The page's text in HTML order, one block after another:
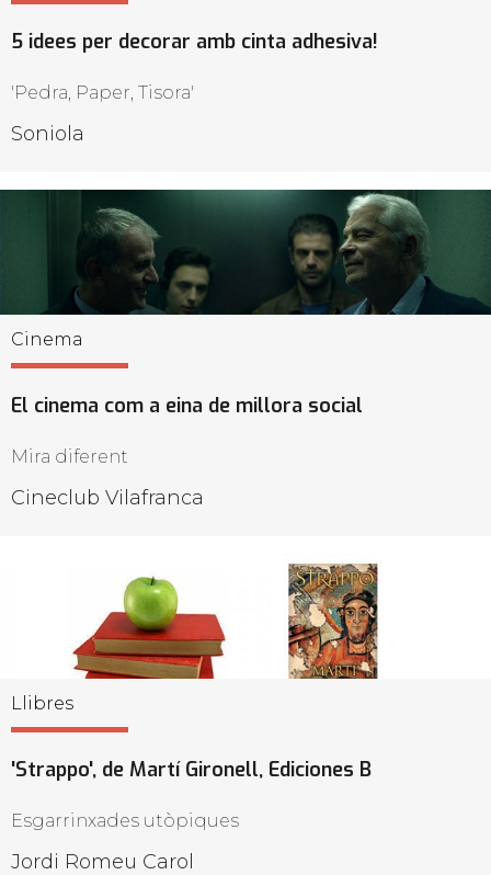
5 idees per decorar amb cinta adhesiva!
'Pedra, Paper, Tisora'
Soniola
Cinema
El cinema com a eina de millora social
Mira diferent
Cineclub Vilafranca
Llibres
'Strappo', de Martí Gironell, Ediciones B
Esgarrinxades utòpiques
Jordi Romeu Carol